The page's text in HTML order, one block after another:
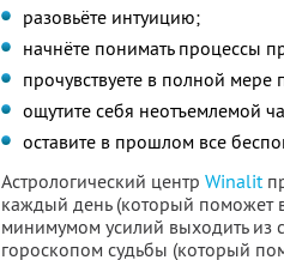
разовьёте интуицию;
начнёте понимать процессы
прочувствуете в полной мере
ощутите себя неотъемлемой
оставите в прошлом все
Астрологический центр Winalit
каждый день (который поможет
минимумом усилий выходить из
гороскопом судьбы (который